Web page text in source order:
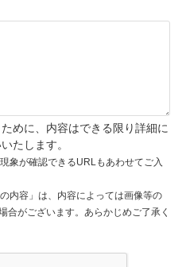
めに、内容はできる限り詳細に
たします。
象が確認できるURLもあわせてご入
内容」は、内容によっては画像等の
合がございます。あらかじめご了承く